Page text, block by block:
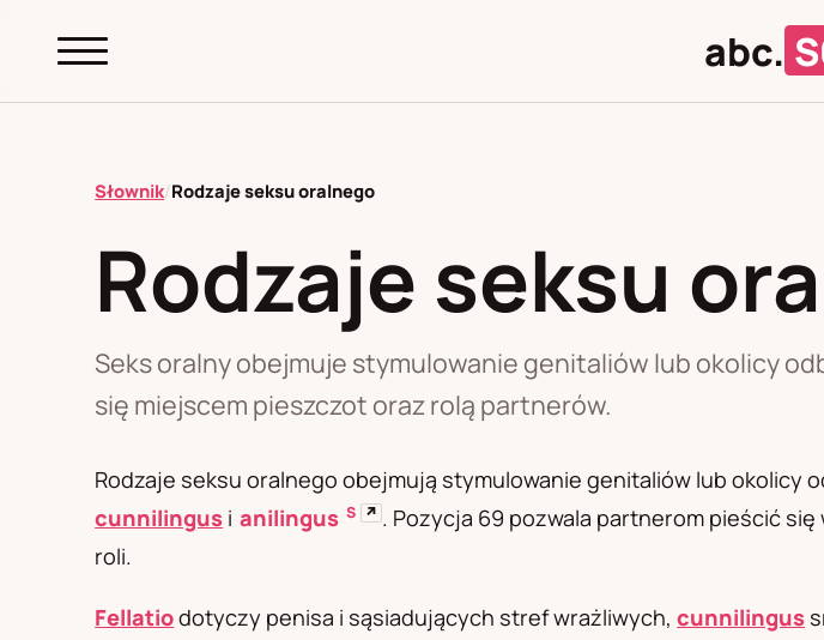
abc.
L M N O R S T
U
Z
PL
Polski
Słownik/Rodzaje seksu oralnego
Rodzaje seksu
Seks oralny obejmuje stymulowanie genitaliów lub okolicy
się miejscem pieszczot oraz rolą partnerów.
Rodzaje seksu oralnego obejmują stymulowanie genitaliów lub okolicy
cunnilingus i anilingus S ↗ . Pozycja 69 pozwala partnerom pieścić
roli.
Fellatiodotyczy penisa i sąsiadujących stref wrażliwych,cunnilingus